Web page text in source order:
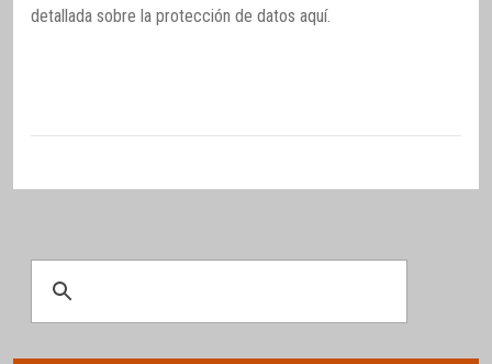
detallada sobre la protección de datos aquí.